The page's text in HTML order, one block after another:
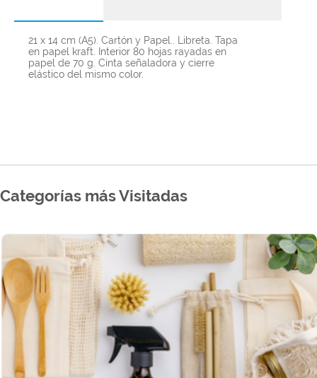
21 x 14 cm (A5). Cartón y Papel.. Libreta. Tapa
en papel kraft. Interior 80 hojas rayadas en
papel de 70 g. Cinta señaladora y cierre
elástico del mismo color.
Categorías más Visitadas